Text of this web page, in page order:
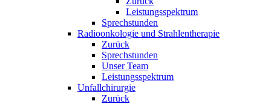
Leistungsspektrum
Sprechstunden
Radioonkologie und Strahlentherapie
Zurück
Sprechstunden
Unser Team
Leistungsspektrum
Unfallchirurgie
Zurück